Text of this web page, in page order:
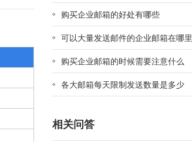
购买企业邮箱的好处有哪些
可以大量发送邮件的企业邮箱在哪里
购买企业邮箱的时候需要注意什么
各大邮箱每天限制发送数量是多少
相关问答